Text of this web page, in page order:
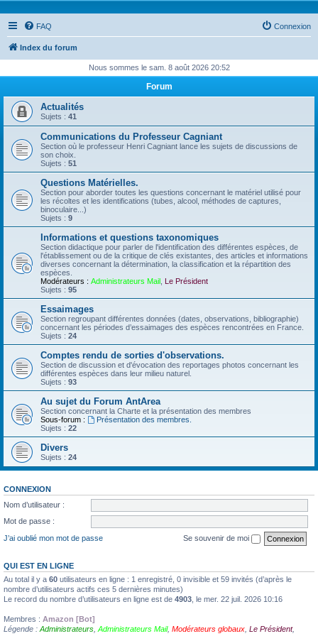
FAQ Connexion
Index du forum
Nous sommes le sam. 8 août 2026 20:52
Forum
Actualités
Sujets : 41
Communications du Professeur Cagniant
Section où le professeur Henri Cagniant lance les sujets de discussions de
son choix.
Sujets : 51
Questions Matérielles.
Section pour aborder toutes les questions concernant le matériel utilisé pour
les récoltes et les identifications (tubes, alcool, méthodes de captures,
binoculaire...)
Sujets : 9
Informations et questions taxonomiques
Section didactique pour parler de l'identification des différentes espèces, de
l'établissement ou de la critique de clés existantes, des articles et informations
diverses concernant la détermination, la classification et la répartition des
espèces.
Modérateurs : Administrateurs Mail Le Président
Sujets : 95
Essaimages
Section regroupant différentes données (dates, observations, bibliographie)
concernant les périodes d’essaimages des espèces rencontrées en France.
Sujets : 24
Comptes rendu de sorties d'observations.
Section de discussion et d'évocation des reportages photos concernant les
différentes espèces dans leur milieu naturel.
Sujets : 93
Au sujet du Forum AntArea
Section concernant la Charte et la présentation des membres
Sous-forum :
Présentation des membres.
Sujets : 22
Divers
Sujets : 24
CONNEXION
Nom d’utilisateur :
Mot de passe :
J’ai oublié mon mot de passe
Se souvenir de moi
QUI EST EN LIGNE
Au total il y a 60 utilisateurs en ligne : 1 enregistré, 0 invisible et 59 invités (d’après le
nombre d’utilisateurs actifs ces 5 dernières minutes)
Le record du nombre d’utilisateurs en ligne est de 4903 , le mer. 22 juil. 2026 10:16
Membres : Amazon [Bot]
Légende : Administrateurs Administrateurs Mail, Modérateurs globaux Le Président,